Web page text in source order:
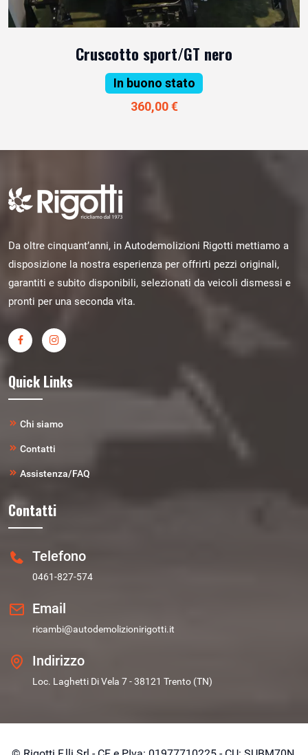
Cruscotto sport/GT nero
In buono stato
360,00 €
Da oltre cinquant’anni, in Autodemolizioni Rigotti mettiamo a
disposizione la nostra esperienza per offrirti pezzi originali,
garantiti e subito disponibili, selezionati da veicoli dismessi e
pronti per una seconda vita.
Quick Links
Chi siamo
Contatti
Assistenza/FAQ
Contatti
Telefono
0461-827-574
Email
ricambi@autodemolizionirigotti.it
Indirizzo
Loc. Laghetti Di Vela 7 - 38121 Trento (TN)